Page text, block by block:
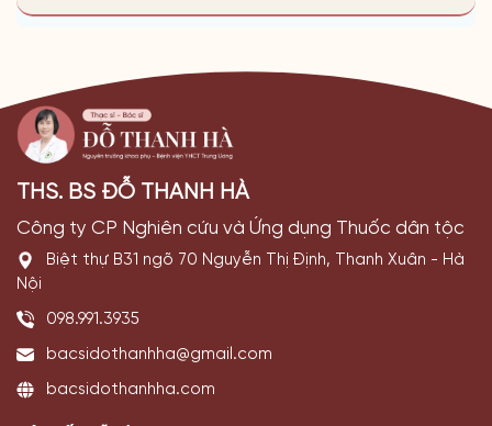
THS. BS ĐỖ THANH HÀ
Công ty CP Nghiên cứu và Ứng dụng Thuốc dân tộc
Biệt thự B31 ngõ 70 Nguyễn Thị Định, Thanh Xuân - Hà
Nội
098.991.3935
bacsidothanhha@gmail.com
bacsidothanhha.com